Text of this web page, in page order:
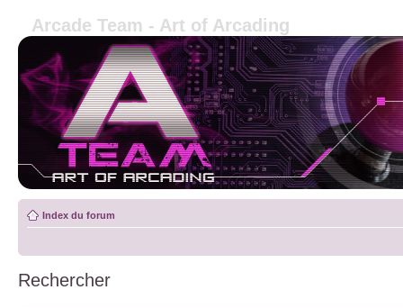
Arcade Team - Art of Arcading
Index du forum
Rechercher